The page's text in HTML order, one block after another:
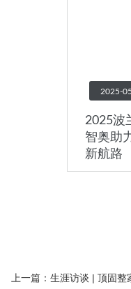
2025-
2025波
智奥助
新航路
上一篇：生涯访谈 | 顶固整